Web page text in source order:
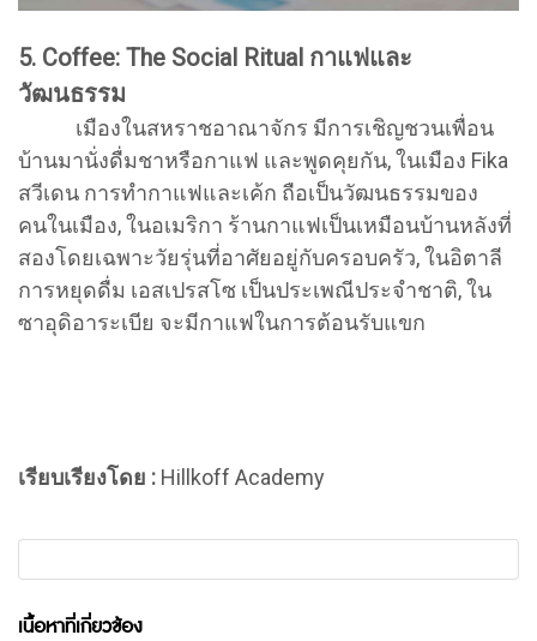
5. Coffee: The Social Ritual กาแฟและ
วัฒนธรรม
เมืองในสหราชอาณาจักร มีการเชิญชวนเพื่อน
บ้านมานั่งดื่มชาหรือกาแฟ และพูดคุยกัน, ในเมือง Fika
สวีเดน การทำกาแฟและเค้ก ถือเป็นวัฒนธรรมของ
คนในเมือง, ในอเมริกา ร้านกาแฟเป็นเหมือนบ้านหลังที่
สองโดยเฉพาะวัยรุ่นที่อาศัยอยู่กับครอบครัว, ในอิตาลี
การหยุดดื่ม เอสเปรสโซ เป็นประเพณีประจำชาติ, ใน
ซาอุดิอาระเบีย จะมีกาแฟในการต้อนรับแขก
เรียบเรียงโดย : Hillkoff Academy
เนื้อหาที่เกี่ยวข้อง